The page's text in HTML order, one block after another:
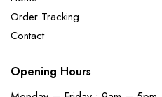
Order Tracking
Contact
Opening Hours